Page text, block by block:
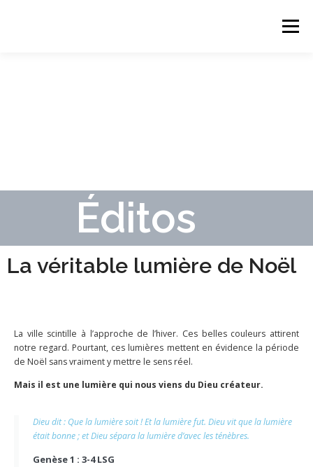
Menu
Éditos
La véritable lumière de Noël
La ville scintille à l’approche de l’hiver. Ces belles couleurs attirent
notre regard. Pourtant, ces lumières mettent en évidence la période
de Noël sans vraiment y mettre le sens réel.
Mais il est une lumière qui nous viens du Dieu créateur.
Dieu dit : Que la lumière soit ! Et la lumière fut. Dieu vit que la lumière
était bonne ; et Dieu sépara la lumière d’avec les ténèbres.
Genèse 1 : 3‭-‬4 LSG‬